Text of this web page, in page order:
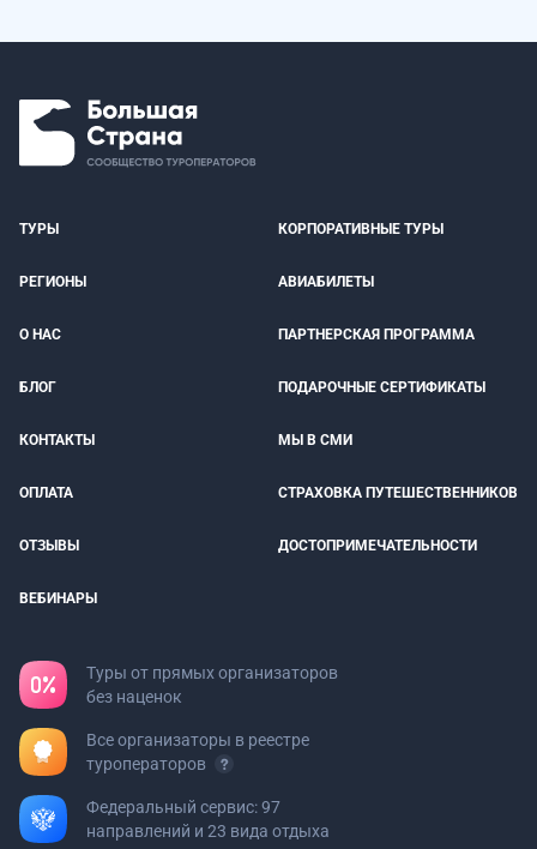
ТУРЫ КОРПОРАТИВНЫЕ ТУРЫ
РЕГИОНЫ АВИАБИЛЕТЫ
О НАС ПАРТНЕРСКАЯ ПРОГРАММА
БЛОГ ПОДАРОЧНЫЕ СЕРТИФИКАТЫ
КОНТАКТЫ МЫ В СМИ
ОПЛАТА СТРАХОВКА ПУТЕШЕСТВЕННИКОВ
ОТЗЫВЫ ДОСТОПРИМЕЧАТЕЛЬНОСТИ
ВЕБИНАРЫ
Туры от прямых организаторов
без наценок
Все организаторы в реестре
туроператоров
Федеральный сервис: 97
направлений и 23 вида отдыха